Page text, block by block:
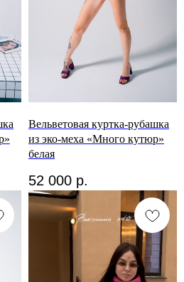
Вельветовая куртка-рубашка
из эко-меха «Много кутюр»
белая
52 000 р.